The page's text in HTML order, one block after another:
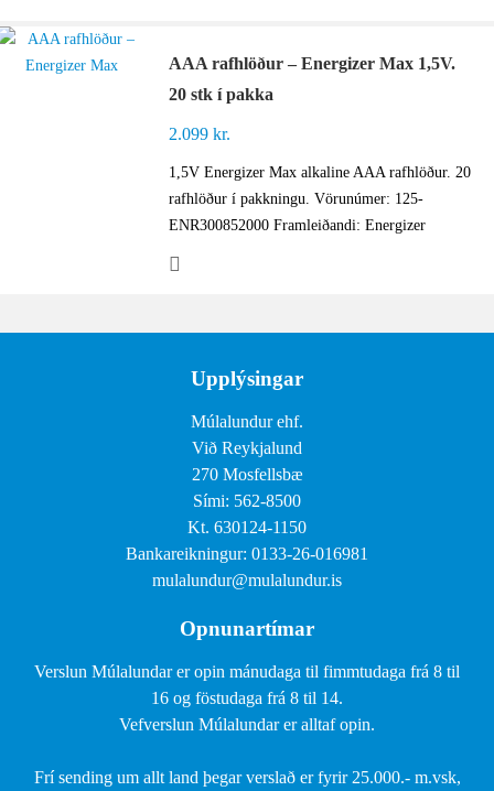
AAA rafhlöður – Energizer Max 1,5V.
20 stk í pakka
2.099kr.
1,5V Energizer Max alkaline AAA rafhlöður. 20
rafhlöður í pakkningu. Vörunúmer: 125-
ENR300852000 Framleiðandi: Energizer
Upplýsingar
Múlalundur ehf.
Við Reykjalund
270 Mosfellsbæ
Sími: 562-8500
Kt. 630124-1150
Bankareikningur: 0133-26-016981
mulalundur@mulalundur.is
Opnunartímar
Verslun Múlalundar er opin mánudaga til fimmtudaga frá 8 til
16 og föstudaga frá 8 til 14.
Vefverslun Múlalundar er alltaf opin.
Frí sending um allt land þegar verslað er fyrir 25.000.- m.vsk,